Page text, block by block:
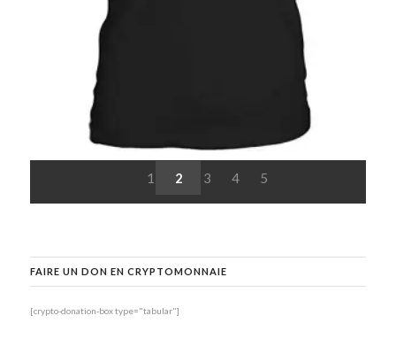
1 2 3 4 5
FAIRE UN DON EN CRYPTOMONNAIE
[crypto-donation-box type="tabular"]